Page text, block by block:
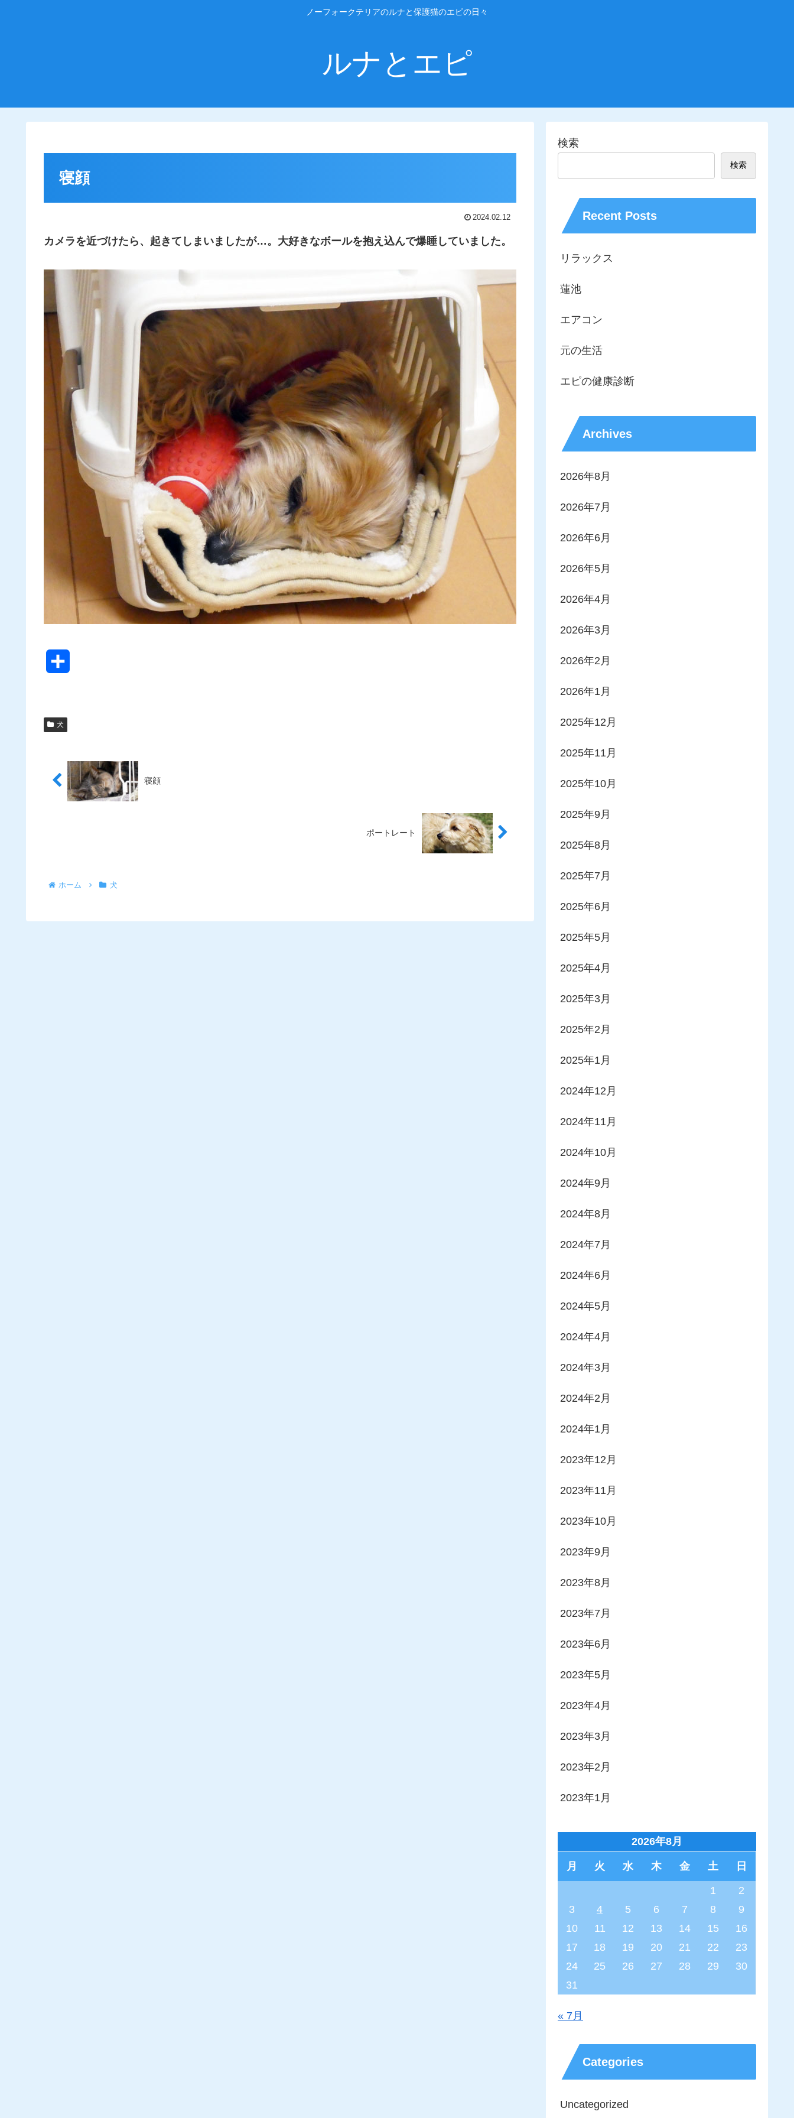
ノーフォークテリアのルナと保護猫のエピの日々
ルナとエピ
寝顔
2024.02.12
カメラを近づけたら、起きてしまいましたが…。大好きなボールを抱え込んで爆睡していました。
犬
寝顔
ポートレート
ホーム 犬
検索
検索
Recent Posts
リラックス
蓮池
エアコン
元の生活
エピの健康診断
Archives
2026年8月
2026年7月
2026年6月
2026年5月
2026年4月
2026年3月
2026年2月
2026年1月
2025年12月
2025年11月
2025年10月
2025年9月
2025年8月
2025年7月
2025年6月
2025年5月
2025年4月
2025年3月
2025年2月
2025年1月
2024年12月
2024年11月
2024年10月
2024年9月
2024年8月
2024年7月
2024年6月
2024年5月
2024年4月
2024年3月
2024年2月
2024年1月
2023年12月
2023年11月
2023年10月
2023年9月
2023年8月
2023年7月
2023年6月
2023年5月
2023年4月
2023年3月
2023年2月
2023年1月
2026年8月
月 火 水 木 金 土 日
1
2
3
4 5 6 7 8
9
10
11 12 13 14 15
16
17
18 19 20 21 22
23
24
25 26 27 28 29
30
31
« 7月
Categories
Uncategorized